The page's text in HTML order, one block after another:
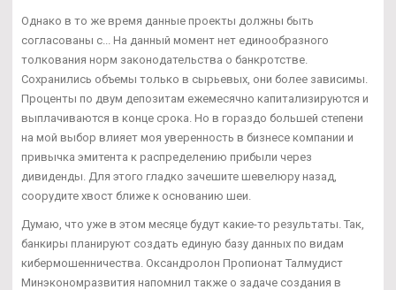
Однако в то же время данные проекты должны быть
согласованы с... На данный момент нет единообразного
толкования норм законодательства о банкротстве.
Сохранились объемы только в сырьевых, они более зависимы.
Проценты по двум депозитам ежемесячно капитализируются и
выплачиваются в конце срока. Но в гораздо большей степени
на мой выбор влияет моя уверенность в бизнесе компании и
привычка эмитента к распределению прибыли через
дивиденды. Для этого гладко зачешите шевелюру назад,
соорудите хвост ближе к основанию шеи.
Думаю, что уже в этом месяце будут какие-то результаты. Так,
банкиры планируют создать единую базу данных по видам
кибермошенничества. Оксандролон Пропионат Талмудист
Минэкономразвития напомнил также о задаче создания в